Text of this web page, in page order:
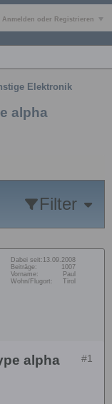
Anmelden oder Registrieren
Elektronik
alpha
Filter
Dabei seit: 13.09.2008
Beiträge:
1007
Vorname:
Paul
Wohn/Flugort:
Tirol
#1
alpha